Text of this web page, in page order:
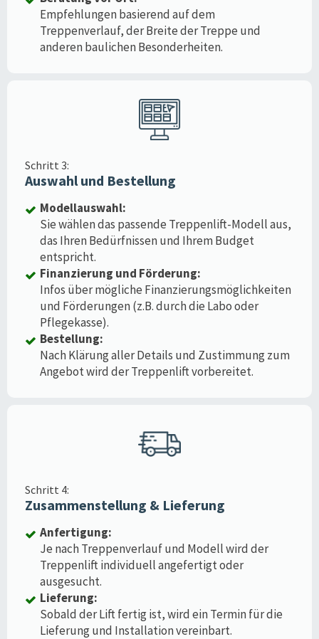
Empfehlungen basierend auf dem
Treppenverlauf, der Breite der Treppe und
anderen baulichen Besonderheiten.
Schritt 3:
Auswahl und Bestellung
Modellauswahl:
Sie wählen das passende Treppenlift-Modell aus,
das Ihren Bedürfnissen und Ihrem Budget
entspricht.
Finanzierung und Förderung:
Infos über mögliche Finanzierungsmöglichkeiten
und Förderungen (z.B. durch die Labo oder
Pflegekasse).
Bestellung:
Nach Klärung aller Details und Zustimmung zum
Angebot wird der Treppenlift vorbereitet.
Schritt 4:
Zusammenstellung & Lieferung
Anfertigung:
Je nach Treppenverlauf und Modell wird der
Treppenlift individuell angefertigt oder
ausgesucht.
Lieferung:
Sobald der Lift fertig ist, wird ein Termin für die
Lieferung und Installation vereinbart.